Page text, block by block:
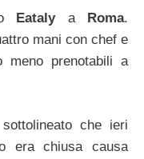
Eatalya Roma.
mani con chef e
meno prenotabili a
che ieri
era chiusa causa